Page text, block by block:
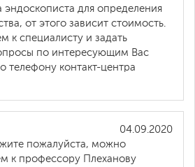
эндоскописта для определения
от этого зависит стоимость.
к специалисту и задать
по интересующим Вас
контакт-центра
04.09.2020
пожалуйста, можно
к профессору Плеханову